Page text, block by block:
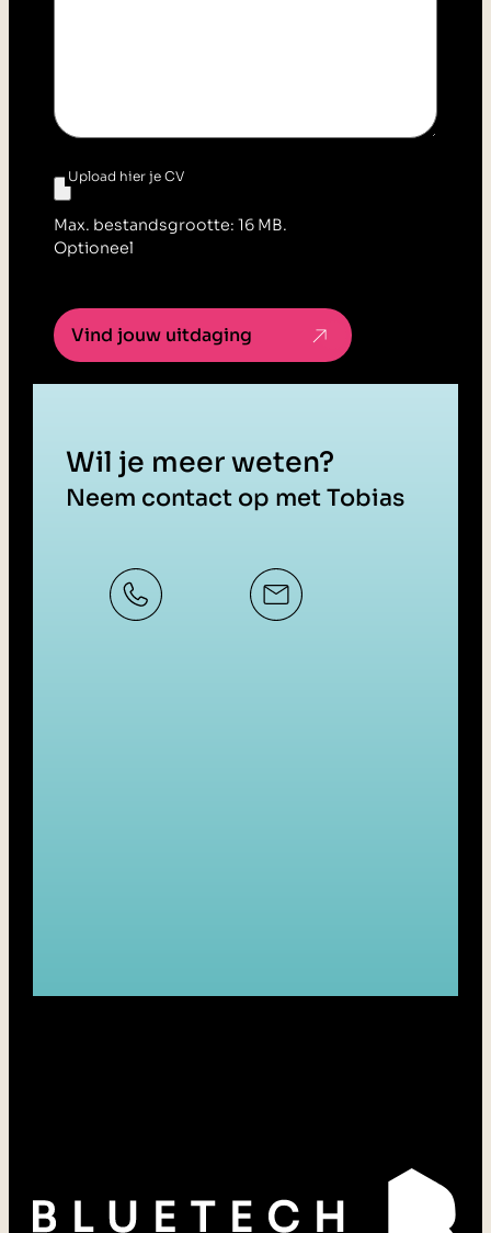
Upload hier je CV
Max. bestandsgrootte: 16 MB.
Optioneel
Vind jouw uitdaging
Wil je meer weten?
Neem contact op met Tobias